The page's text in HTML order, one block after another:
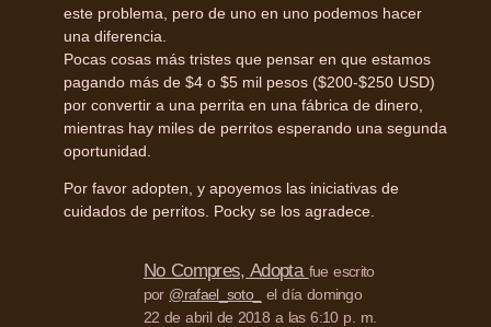
este problema, pero de uno en uno podemos hacer
una diferencia.
Pocas cosas más tristes que pensar en que estamos
pagando más de $4 o $5 mil pesos ($200-$250 USD)
por convertir a una perrita en una fábrica de dinero,
mientras hay miles de perritos esperando una segunda
oportunidad.
Por favor adopten, y apoyemos las iniciativas de
cuidados de perritos. Pocky se los agradece.
No Compres, Adopta fue escrito
por @rafael_soto_
el día domingo
22 de abril de 2018 a las 6:10 p. m.